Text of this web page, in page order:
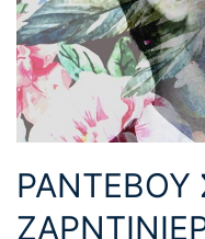
ΡΑΝΤΕΒΟΥ